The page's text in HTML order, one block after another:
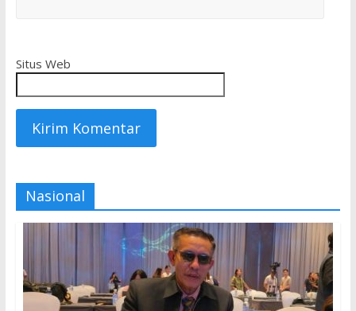
Situs Web
Nasional